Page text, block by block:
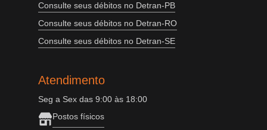
Consulte seus débitos no Detran-PB
Consulte seus débitos no Detran-RO
Consulte seus débitos no Detran-SE
Atendimento
Seg a Sex das 9:00 às 18:00
Postos físicos